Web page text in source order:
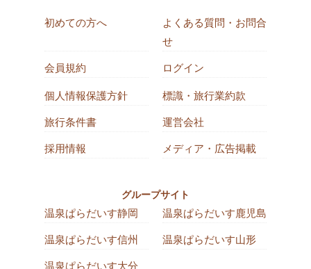
初めての方へ
よくある質問・お問合
せ
会員規約 ログイン
個人情報保護方針 標識・旅行業約款
旅行条件書 運営会社
採用情報 メディア・広告掲載
グループサイト
温泉ぱらだいす静岡 温泉ぱらだいす鹿児島
温泉ぱらだいす信州 温泉ぱらだいす山形
温泉ぱらだいす大分